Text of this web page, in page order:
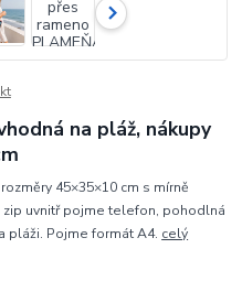
na pláž, nákupy
45×35×10 cm s mírně
zip uvnitř pojme telefon, pohodlná
pláži. Pojme formát A4. celý